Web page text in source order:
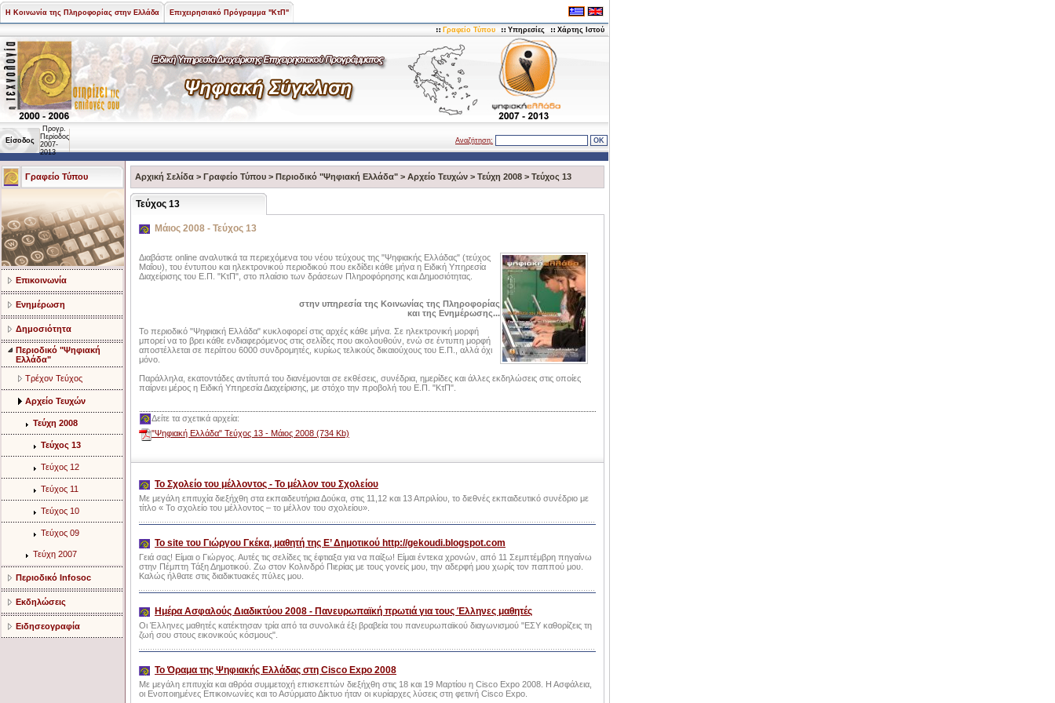
Η Κοινωνία της Πληροφορίας στην Ελλάδα Επιχειρησιακό Πρόγραμμα "ΚτΠ"
Γραφείο Τύπου Υπηρεσίες Χάρτης Ιστού
Είσοδος
Προγρ.
Περίοδος
2007-
2013
Αναζήτηση:
Γραφείο Τύπου
Επικοινωνία
Ενημέρωση
Δημοσιότητα
Περιοδικό "Ψηφιακή
Ελλάδα"
Τρέχον Τεύχος
Αρχείο Τευχών
Τεύχη 2008
Τεύχος 13
Τεύχος 12
Τεύχος 11
Τεύχος 10
Τεύχος 09
Τεύχη 2007
Περιοδικό Infosoc
Εκδηλώσεις
Ειδησεογραφία
Αρχική Σελίδα > Γραφείο Τύπου > Περιοδικό "Ψηφιακή Ελλάδα" > Αρχείο Τευχών > Τεύχη 2008 > Τεύχος 13
Τεύχος 13
Μάιος 2008 - Τεύχος 13
Διαβάστε online αναλυτικά τα περιεχόμενα του νέου τεύχους της "Ψηφιακής Ελλάδας" (τεύχος
Μαΐου), του έντυπου και ηλεκτρονικού περιοδικού που εκδίδει κάθε μήνα η Ειδική Υπηρεσία
Διαχείρισης του Ε.Π. "ΚτΠ", στο πλαίσιο των δράσεων Πληροφόρησης και Δημοσιότητας.
στην υπηρεσία της Κοινωνίας της Πληροφορίας
και της Ενημέρωσης...
Το περιοδικό "Ψηφιακή Ελλάδα" κυκλοφορεί στις αρχές κάθε μήνα. Σε ηλεκτρονική μορφή
μπορεί να το βρει κάθε ενδιαφερόμενος στις σελίδες που ακολουθούν, ενώ σε έντυπη μορφή
αποστέλλεται σε περίπου 6000 συνδρομητές, κυρίως τελικούς δικαιούχους του Ε.Π., αλλά όχι
μόνο.
Παράλληλα, εκατοντάδες αντίτυπά του διανέμονται σε εκθέσεις, συνέδρια, ημερίδες και άλλες εκδηλώσεις στις οποίες
παίρνει μέρος η Ειδική Υπηρεσία Διαχείρισης, με στόχο την προβολή του Ε.Π. "ΚτΠ".
Δείτε τα σχετικά αρχεία:
"Ψηφιακή Ελλάδα" Τεύχος 13 - Μάιος 2008 (734 Κb)
Το Σχολείο του μέλλοντος - Το μέλλον του Σχολείου
Με μεγάλη επιτυχία διεξήχθη στα εκπαιδευτήρια Δούκα, στις 11,12 και 13 Απριλίου, το διεθνές εκπαιδευτικό συνέδριο με
τίτλο « Το σχολείο του μέλλοντος – το μέλλον του σχολείου».
Το site του Γιώργου Γκέκα, μαθητή της Ε’ Δημοτικού http://gekoudi.blogspot.com
Γειά σας! Είμαι ο Γιώργος. Αυτές τις σελίδες τις έφτιαξα για να παίξω! Είμαι έντεκα χρονών, από 11 Σεμπτέμβρη πηγαίνω
στην Πέμπτη Τάξη Δημοτικού. Ζω στον Κολινδρό Πιερίας με τους γονείς μου, την αδερφή μου χωρίς τον παππού μου.
Καλώς ήλθατε στις διαδικτυακές πύλες μου.
Ημέρα Ασφαλούς Διαδικτύου 2008 - Πανευρωπαϊκή πρωτιά για τους Έλληνες μαθητές
Οι Έλληνες μαθητές κατέκτησαν τρία από τα συνολικά έξι βραβεία του πανευρωπαϊκού διαγωνισμού "ΕΣΥ καθορίζεις τη
ζωή σου στους εικονικούς κόσμους".
To Όραμα της Ψηφιακής Ελλάδας στη Cisco Expo 2008
Με μεγάλη επιτυχία και αθρόα συμμετοχή επισκεπτών διεξήχθη στις 18 και 19 Μαρτίου η Cisco Expo 2008. Η Ασφάλεια,
οι Ενοποιημένες Επικοινωνίες και το Ασύρματο Δίκτυο ήταν οι κυρίαρχες λύσεις στη φετινή Cisco Expo.